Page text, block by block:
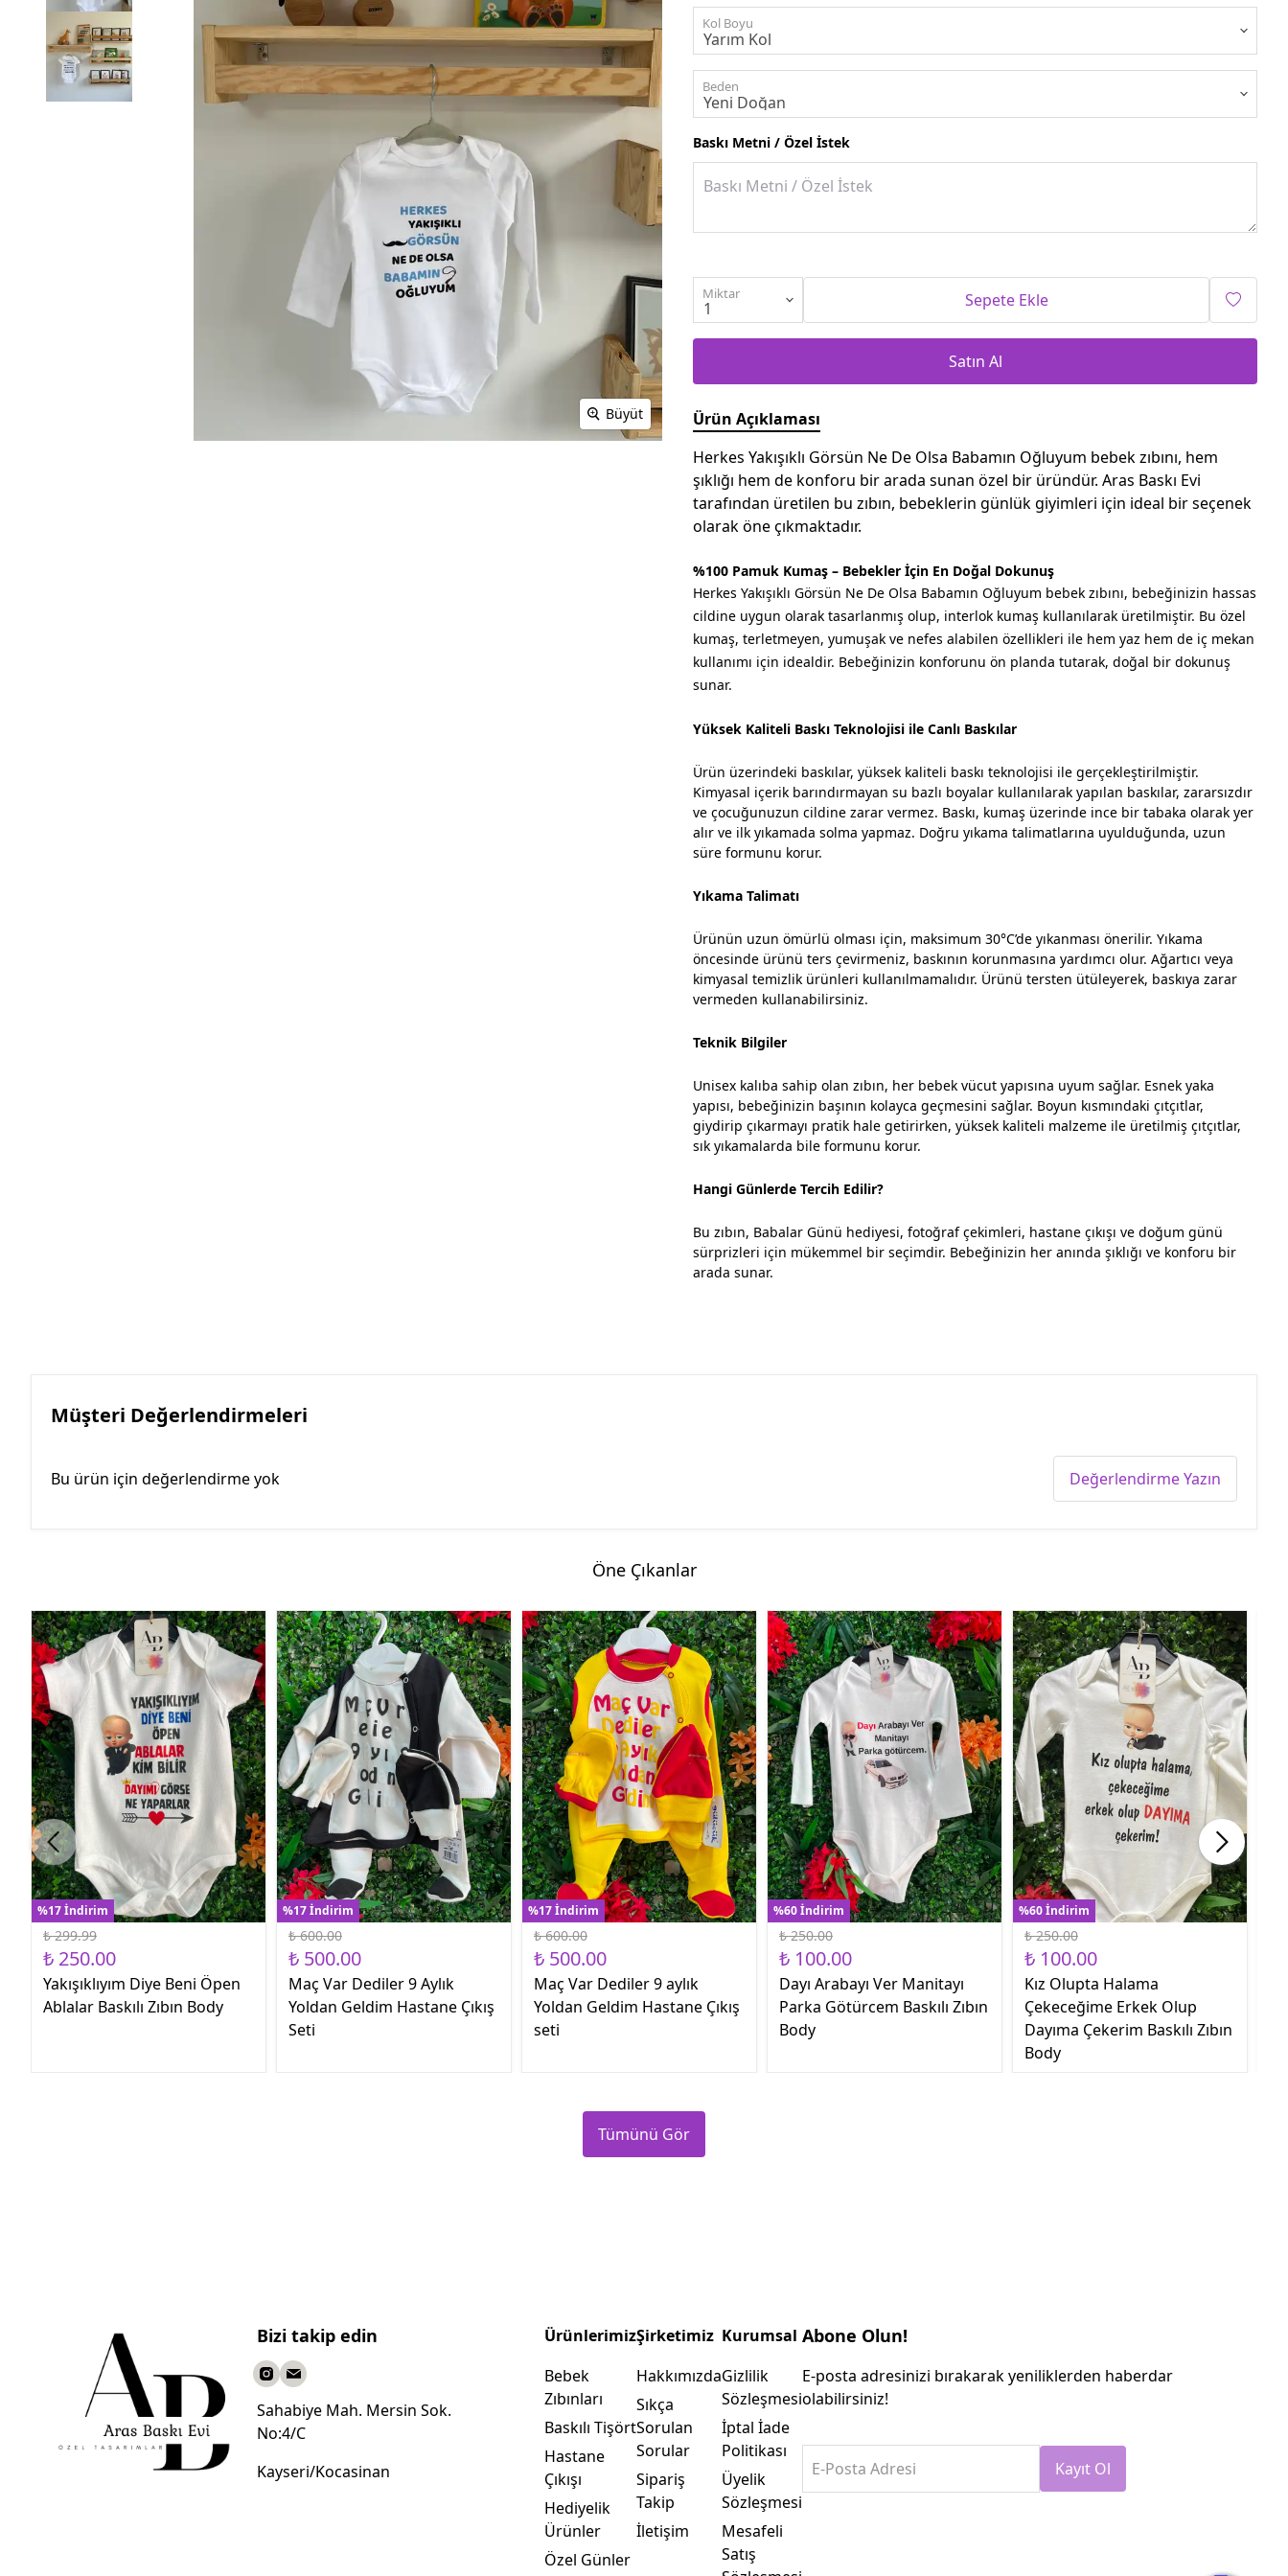
Büyüt
Kol Boyu
Beden
Baskı Metni / Özel İstek
Miktar Sepete Ekle
Satın Al
Ürün Açıklaması
Herkes Yakışıklı Görsün Ne De Olsa Babamın Oğluyum bebek zıbını, hem
şıklığı hem de konforu bir arada sunan özel bir üründür. Aras Baskı Evi
tarafından üretilen bu zıbın, bebeklerin günlük giyimleri için ideal bir seçenek
olarak öne çıkmaktadır.
%100 Pamuk Kumaş – Bebekler İçin En Doğal Dokunuş
Herkes Yakışıklı Görsün Ne De Olsa Babamın Oğluyum bebek zıbını, bebeğinizin hassas
cildine uygun olarak tasarlanmış olup, interlok kumaş kullanılarak üretilmiştir. Bu özel
kumaş, terletmeyen, yumuşak ve nefes alabilen özellikleri ile hem yaz hem de iç mekan
kullanımı için idealdir. Bebeğinizin konforunu ön planda tutarak, doğal bir dokunuş
sunar.
Yüksek Kaliteli Baskı Teknolojisi ile Canlı Baskılar
Ürün üzerindeki baskılar, yüksek kaliteli baskı teknolojisi ile gerçekleştirilmiştir.
Kimyasal içerik barındırmayan su bazlı boyalar kullanılarak yapılan baskılar, zararsızdır
ve çocuğunuzun cildine zarar vermez. Baskı, kumaş üzerinde ince bir tabaka olarak yer
alır ve ilk yıkamada solma yapmaz. Doğru yıkama talimatlarına uyulduğunda, uzun
süre formunu korur.
Yıkama Talimatı
Ürünün uzun ömürlü olması için, maksimum 30°C’de yıkanması önerilir. Yıkama
öncesinde ürünü ters çevirmeniz, baskının korunmasına yardımcı olur. Ağartıcı veya
kimyasal temizlik ürünleri kullanılmamalıdır. Ürünü tersten ütüleyerek, baskıya zarar
vermeden kullanabilirsiniz.
Teknik Bilgiler
Unisex kalıba sahip olan zıbın, her bebek vücut yapısına uyum sağlar. Esnek yaka
yapısı, bebeğinizin başının kolayca geçmesini sağlar. Boyun kısmındaki çıtçıtlar,
giydirip çıkarmayı pratik hale getirirken, yüksek kaliteli malzeme ile üretilmiş çıtçıtlar,
sık yıkamalarda bile formunu korur.
Hangi Günlerde Tercih Edilir?
Bu zıbın, Babalar Günü hediyesi, fotoğraf çekimleri, hastane çıkışı ve doğum günü
sürprizleri için mükemmel bir seçimdir. Bebeğinizin her anında şıklığı ve konforu bir
arada sunar.
Müşteri Değerlendirmeleri
Bu ürün için değerlendirme yok Değerlendirme Yazın
Öne Çıkanlar
%17 İndirim
₺ 299.99
₺ 250.00
Yakışıklıyım Diye Beni Öpen
Ablalar Baskılı Zıbın Body
%17 İndirim
₺ 600.00
₺ 500.00
Maç Var Dediler 9 Aylık
Yoldan Geldim Hastane Çıkış
Seti
%17 İndirim
₺ 600.00
₺ 500.00
Maç Var Dediler 9 aylık
Yoldan Geldim Hastane Çıkış
seti
%60 İndirim
₺ 250.00
₺ 100.00
Dayı Arabayı Ver Manitayı
Parka Götürcem Baskılı Zıbın
Body
%60 İndirim
₺ 250.00
₺ 100.00
Kız Olupta Halama
Çekeceğime Erkek Olup
Dayıma Çekerim Baskılı Zıbın
Body
Tümünü Gör
Bizi takip edin
Sahabiye Mah. Mersin Sok.
No:4/C
Kayseri/Kocasinan
Ürünlerimiz
Bebek
Zıbınları
Baskılı Tişört
Hastane
Çıkışı
Hediyelik
Ürünler
Özel Günler
Şirketimiz
Hakkımızda
Sıkça
Sorulan
Sorular
Sipariş
Takip
İletişim
Kurumsal
Gizlilik
Sözleşmesi
İptal İade
Politikası
Üyelik
Sözleşmesi
Mesafeli
Satış
Abone Olun!
E-posta adresinizi bırakarak yeniliklerden haberdar
olabilirsiniz!
E-Posta Adresi Kayıt Ol